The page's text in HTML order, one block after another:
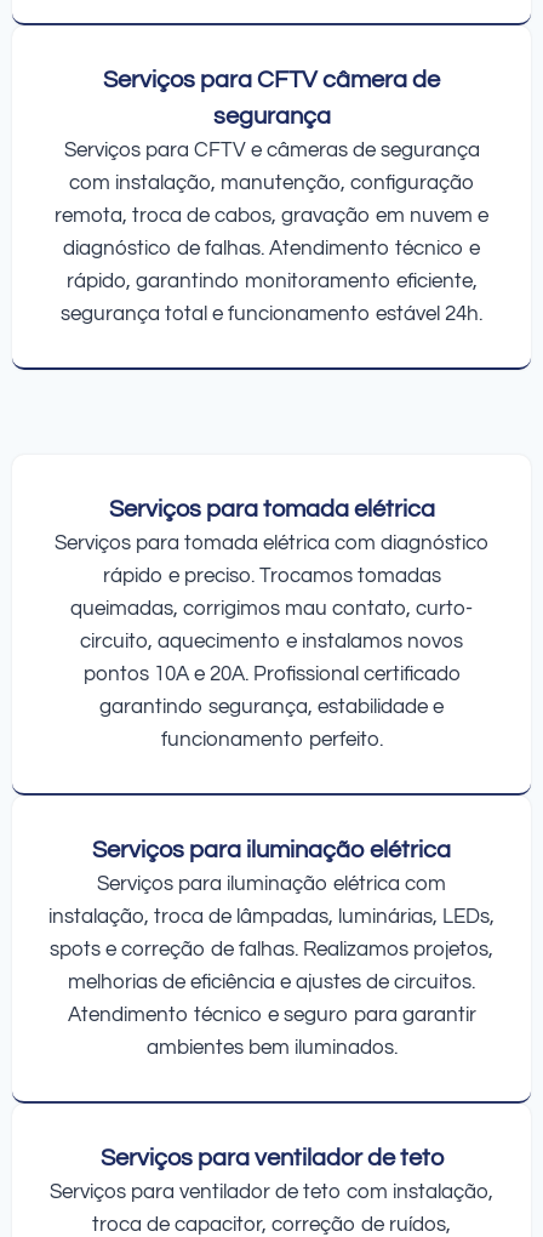
Serviços para CFTV câmera de
segurança
Serviços para CFTV e câmeras de segurança
com instalação, manutenção, configuração
remota, troca de cabos, gravação em nuvem e
diagnóstico de falhas. Atendimento técnico e
rápido, garantindo monitoramento eficiente,
segurança total e funcionamento estável 24h.
Serviços para tomada elétrica
Serviços para tomada elétrica com diagnóstico
rápido e preciso. Trocamos tomadas
queimadas, corrigimos mau contato, curto-
circuito, aquecimento e instalamos novos
pontos 10A e 20A. Profissional certificado
garantindo segurança, estabilidade e
funcionamento perfeito.
Serviços para iluminação elétrica
Serviços para iluminação elétrica com
instalação, troca de lâmpadas, luminárias, LEDs,
spots e correção de falhas. Realizamos projetos,
melhorias de eficiência e ajustes de circuitos.
Atendimento técnico e seguro para garantir
ambientes bem iluminados.
Serviços para ventilador de teto
Serviços para ventilador de teto com instalação,
troca de capacitor, correção de ruídos,